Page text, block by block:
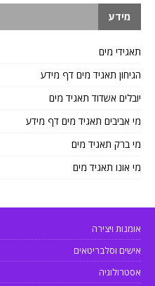
מידע
תאגידי מים
הגיחון תאגיד מים דף מידע
יובלים אשדוד תאגיד מים
מי אביבים תאגיד מים דף מידע
מי ברק תאגיד מים
מי אונו תאגיד מים
אומנות ויצירה
אישים וסלבריטאים
אסטרולוגיה